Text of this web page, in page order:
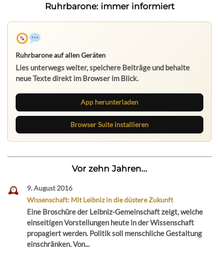
Ruhrbarone: immer informiert
Ruhrbarone auf allen Geräten
Lies unterwegs weiter, speichere Beiträge und behalte
neue Texte direkt im Browser im Blick.
App herunterladen
Browser Suite installieren
Vor zehn Jahren...
9. August 2016
Wissenschaft: Mit Leibniz in die düstere Zukunft
Eine Broschüre der Leibniz-Gemeinschaft zeigt, welche
einseitigen Vorstellungen heute in der Wissenschaft
propagiert werden. Politik soll menschliche Gestaltung
einschränken. Von...